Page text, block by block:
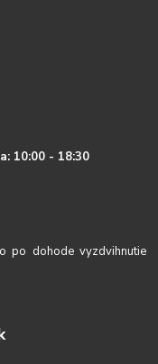
10:00 - 18:30
po dohode vyzdvihnutie